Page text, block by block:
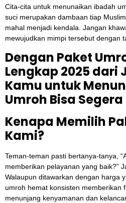
Cita-cita untuk menunaikan ibadah
suci merupakan dambaan tiap
mahal menjadi kendala. Jangan
mewujudkan mimpi tersebut dengan
Dengan Paket
Lengkap 2025 dari
Kamu untuk
Umroh Bisa
Kenapa Memilih
Kami?
Teman-teman pasti bertanya-tanya,
memberikan pelayanan yang baik?”
Walaupun ditawarkan dengan harga
umroh hemat konsisten memberikan
menunjang kenyamanan dan